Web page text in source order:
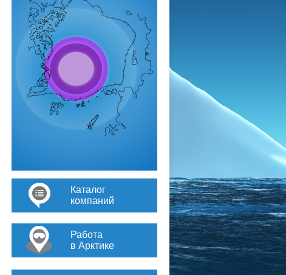
Каталог
компаний
Работа
в Арктике